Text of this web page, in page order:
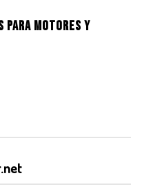
PARA MOTORES Y